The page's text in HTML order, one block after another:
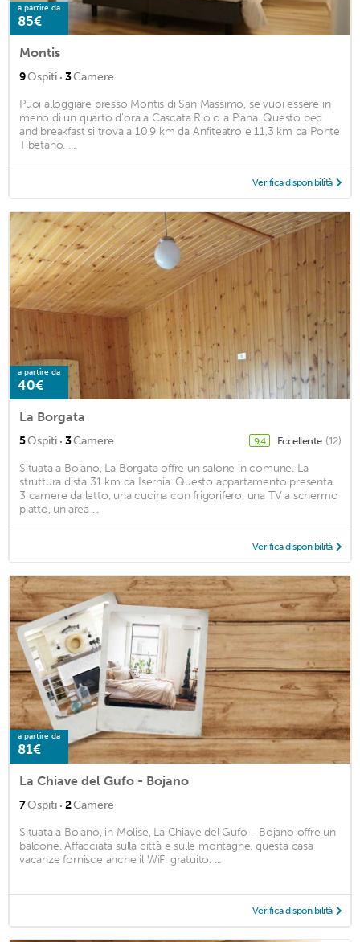
a partire da
85€
Montis
9Ospiti · 3Camere
Puoi alloggiare presso Montis di San Massimo, se vuoi essere in
meno di un quarto d'ora a Cascata Rio o a Piana. Questo bed
and breakfast si trova a 10,9 km da Anfiteatro e 11,3 km da Ponte
Tibetano. ...
Verifica disponibilità
a partire da
40€
La Borgata
5Ospiti · 3Camere 9,4 Eccellente (12)
Situata a Boiano, La Borgata offre un salone in comune. La
struttura dista 31 km da Isernia. Questo appartamento presenta
3 camere da letto, una cucina con frigorifero, una TV a schermo
piatto, un'area ...
Verifica disponibilità
a partire da
81€
La Chiave del Gufo - Bojano
7Ospiti · 2Camere
Situata a Boiano, in Molise, La Chiave del Gufo - Bojano offre un
balcone. Affacciata sulla città e sulle montagne, questa casa
vacanze fornisce anche il WiFi gratuito. ...
Verifica disponibilità